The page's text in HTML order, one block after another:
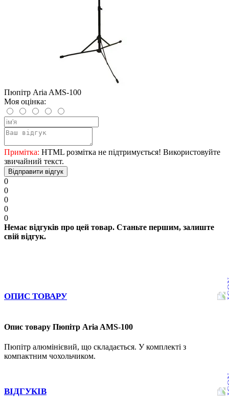
Пюпітр Aria AMS-100
Моя оцінка:
Примітка: HTML розмітка не підтримується! Використовуйте
звичайний текст.
Відправити відгук
0
0
0
0
0
Немає відгуків про цей товар. Станьте першим, залиште
свій відгук.
ОПИС ТОВАРУ
Опис товару Пюпітр Aria AMS-100
Пюпітр алюмінієвий, що складається. У комплекті з
компактним чохольчиком.
ВІДГУКІВ